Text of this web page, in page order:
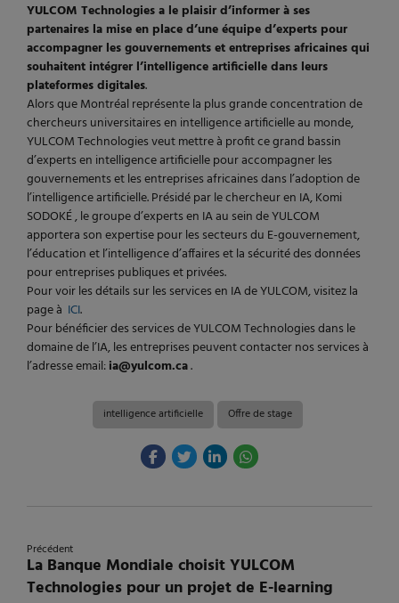
YULCOM Technologies a le plaisir d’informer à ses
partenaires la mise en place d’une équipe d’experts pour
accompagner les gouvernements et entreprises africaines qui
souhaitent intégrer l’intelligence artificielle dans leurs
plateformes digitales.
Alors que Montréal représente la plus grande concentration de
chercheurs universitaires en intelligence artificielle au monde,
YULCOM Technologies veut mettre à profit ce grand bassin
d’experts en intelligence artificielle pour accompagner les
gouvernements et les entreprises africaines dans l’adoption de
l’intelligence artificielle. Présidé par le chercheur en IA, Komi
SODOKÉ , le groupe d’experts en IA au sein de YULCOM
apportera son expertise pour les secteurs du E-gouvernement,
l’éducation et l’intelligence d’affaires et la sécurité des données
pour entreprises publiques et privées.
Pour voir les détails sur les services en IA de YULCOM, visitez la
page à ICI.
Pour bénéficier des services de YULCOM Technologies dans le
domaine de l’IA, les entreprises peuvent contacter nos services à
l’adresse email:ia@yulcom.ca.
intelligence artificielle Offre de stage
Précédent
La Banque Mondiale choisit YULCOM
Technologies pour un projet de E-learning